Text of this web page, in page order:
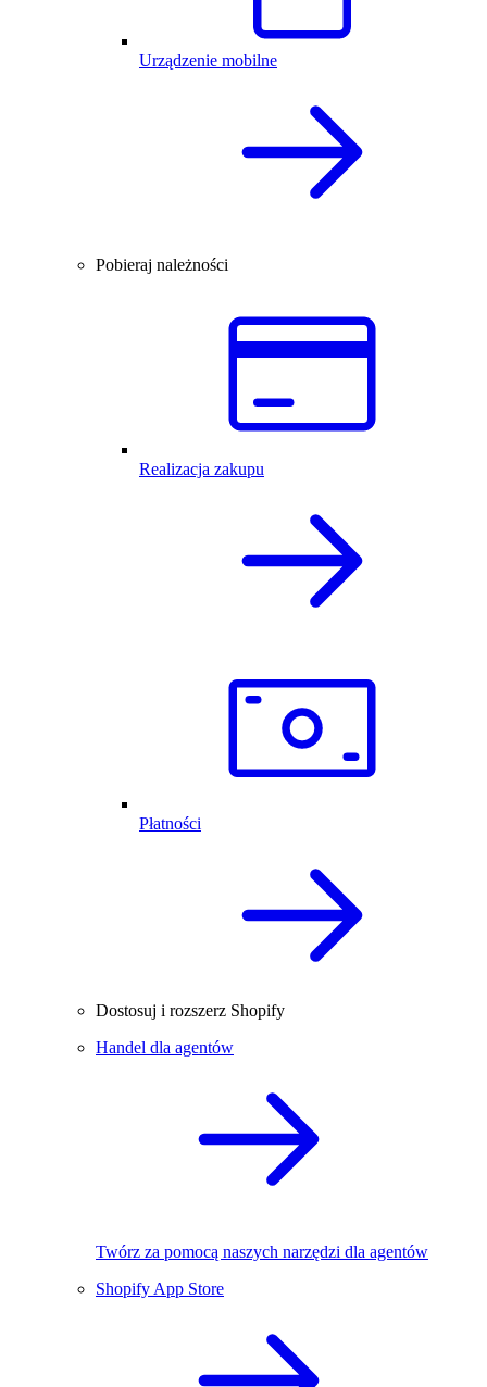
Urządzenie mobilne
Pobieraj należności
Realizacja zakupu
Płatności
Dostosuj i rozszerz Shopify
Handel dla agentów
Twórz za pomocą naszych narzędzi dla agentów
Shopify App Store